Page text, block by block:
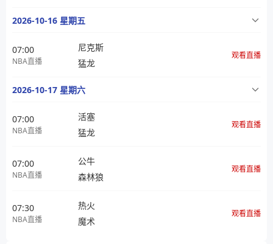
2026-10-16 星期五
07:00
NBA直播
尼克斯
猛龙
观看直播
2026-10-17 星期六
07:00
NBA直播
活塞
猛龙
观看直播
07:00
NBA直播
公牛
森林狼
观看直播
07:30
NBA直播
热火
魔术
观看直播